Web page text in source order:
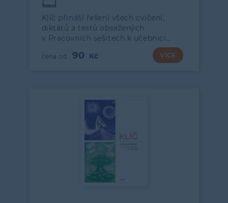
Klíč přináší řešení všech cvičení,
diktátů a testů obsažených
v Pracovních sešitech k učebnici…
90 VÍCE